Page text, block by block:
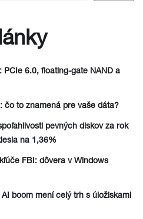
6.0, floating-gate NAND a
čo to znamená pre vaše dáta?
pevných diskov za rok
na 1,36%
FBI: dôvera v Windows
boom mení celý trh s úložiskami